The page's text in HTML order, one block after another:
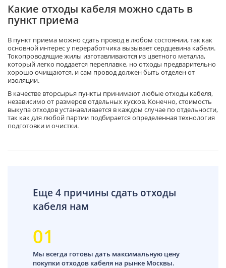
Какие отходы кабеля можно сдать в
пункт приема
В пункт приема можно сдать провод в любом состоянии, так как
основной интерес у переработчика вызывает сердцевина кабеля.
Токопроводящие жилы изготавливаются из цветного металла,
который легко поддается переплавке, но отходы предварительно
хорошо очищаются, и сам провод должен быть отделен от
изоляции.
В качестве вторсырья пункты принимают любые отходы кабеля,
независимо от размеров отдельных кусков. Конечно, стоимость
выкупа отходов устанавливается в каждом случае по отдельности,
так как для любой партии подбирается определенная технология
подготовки и очистки.
Еще 4 причины сдать отходы
кабеля нам
01
Мы всегда готовы дать максимальную цену
покупки отходов кабеля на рынке Москвы.